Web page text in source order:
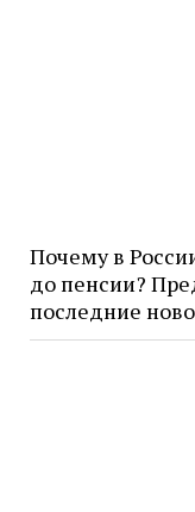
Почему в
до пенсии?
последние